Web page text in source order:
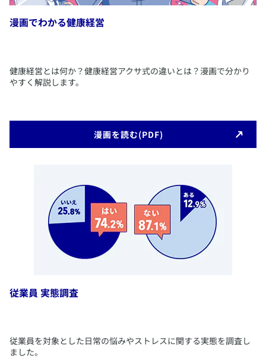
​漫画でわかる健康経営
​健康経営とは何か？健康経営アクサ式の違いとは？漫画で分かり
やすく解説します。
​漫画を読む(PDF)
従業員 実態調査
​​従業員を対象とした日常の悩みやストレスに関する実態を調査し
ました。